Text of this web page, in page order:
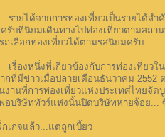
ด้จากการท่องเที่ยวเป็นรายได้สำคัญ
รับที่นิยมเดินทางไปท่องเที่ยวตามสถ
ถเลือกท่องเที่ยวได้ตามรสนิยมครับ
หนึ่งที่เกี่ยวข้องกับการท่องเที่ยวในบ้
กที่มีข่าวเมื่อปลายเดือนธันวาคม
งานที่การท่องเที่ยวแห่งประเทศไทยจั
อบริษัททัวร์แห่งนั้นปิดบริษัทหายจ้อย...
เกจแล้ว...แต่ถูกเบี้ยว